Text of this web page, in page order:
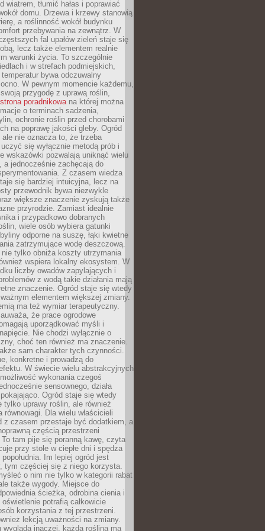
wiatrem, tłumić hałas i poprawiać
domu. Drzewa i krzewy stanowią
a roślinność wokół budynku
przebywania na zewnątrz. W
fal upałów zieleń staje się
lecz także elementem realnie
warunki życia. To szczególnie
i w strefach podmiejskich,
bywa odczuwalny
W pewnym momencie każdemu,
przygodę z uprawą roślin,
strona poradnikowana której można
o terminach sadzenia,
ochronie roślin przed chorobami
na poprawę jakości gleby. Ogród
nie oznacza to, że trzeba
się wyłącznie metodą prób i
wskazówki pozwalają uniknąć wielu
a jednocześnie zachęcają do
Z czasem wiedza
się bardziej intuicyjna, lecz na
przewodnik bywa niezwykle
większe znaczenie zyskują także
przyrodzie. Zamiast idealnie
i przypadkowo dobranych
wiele osób wybiera gatunki
odporne na suszę, łąki kwietne
zatrzymujące wodę deszczową.
nie tylko obniża koszty utrzymania
wspiera lokalny ekosystem. W
liczby owadów zapylających i
z wodą takie działania mają
znaczenie. Ogród staje się wtedy
elementem większej zmiany.
ma też wymiar terapeutyczny.
że prace ogrodowe
uporządkować myśli i
Nie chodzi wyłącznie o
choć ten również ma znaczenie.
sam charakter tych czynności.
konkretne i prowadzą do
W świecie wielu abstrakcyjnych
wykonania czegoś
sensownego, działa
Ogród staje się wtedy
tylko uprawy roślin, ale również
równowagi. Dla wielu właścicieli
z czasem przestaje być dodatkiem, a
częścią przestrzeni
tam pije się poranną kawę, czyta
przy stole w ciepłe dni i spędza
Im lepiej ogród jest
tym częściej się z niego korzysta.
o nim nie tylko w kategorii rabat
także wygody. Miejsce do
ścieżka, odrobina cienia i
potrafią całkowicie
korzystania z tej przestrzeni.
lekcją uważności na zmiany.
wygląda inaczej, każda roślina ma